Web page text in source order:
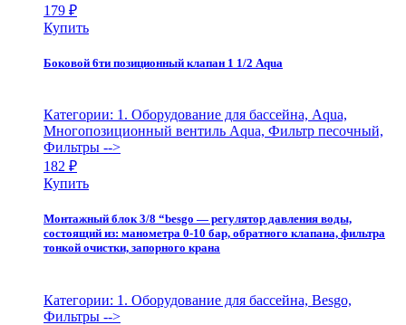
179 ₽
Купить
Боковой 6ти позиционный клапан 1 1/2 Aqua
Категории: 1. Оборудование для бассейна, Aqua,
Многопозиционный вентиль Aqua, Фильтр песочный,
Фильтры -->
182 ₽
Купить
Монтажный блок 3/8 “besgo — регулятор давления воды,
состоящий из: манометра 0-10 бар, обратного клапана, фильтра
тонкой очистки, запорного крана
Категории: 1. Оборудование для бассейна, Besgo,
Фильтры -->